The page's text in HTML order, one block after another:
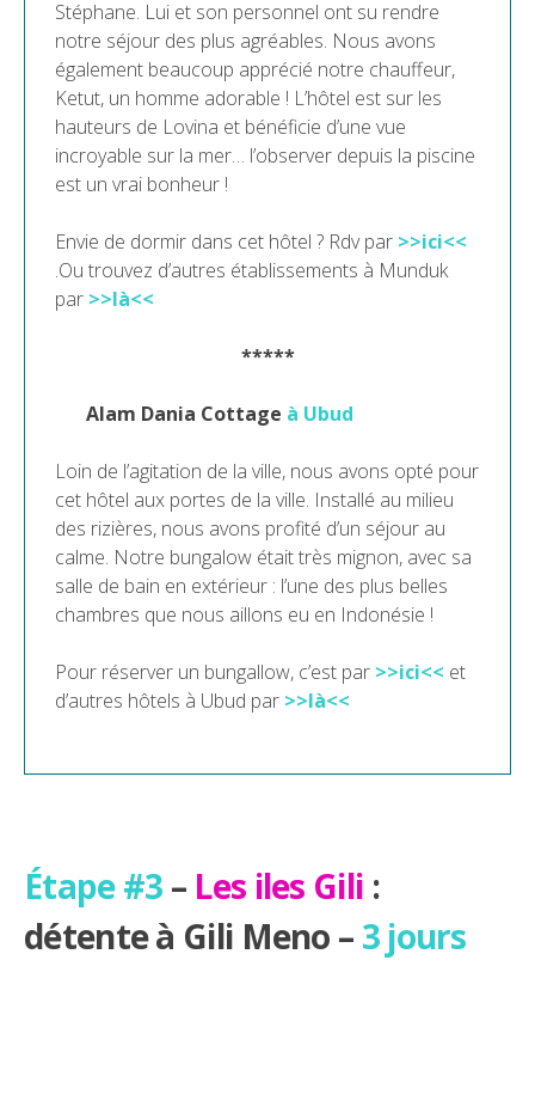
Stéphane. Lui et son personnel ont su rendre
notre séjour des plus agréables. Nous avons
également beaucoup apprécié notre chauffeur,
Ketut, un homme adorable ! L’hôtel est sur les
hauteurs de Lovina et bénéficie d’une vue
incroyable sur la mer… l’observer depuis la piscine
est un vrai bonheur !
Envie de dormir dans cet hôtel ? Rdv par >>ici<<
.Ou trouvez d’autres établissements à Munduk
par >>là<<
*****
Alam Dania Cottage à Ubud
Loin de l’agitation de la ville, nous avons opté pour
cet hôtel aux portes de la ville. Installé au milieu
des rizières, nous avons profité d’un séjour au
calme. Notre bungalow était très mignon, avec sa
salle de bain en extérieur : l’une des plus belles
chambres que nous aillons eu en Indonésie !
Pour réserver un bungallow, c’est par >>ici<< et
d’autres hôtels à Ubud par >>là<<
Étape #3 – Les iles Gili :
détente à Gili Meno – 3 jours